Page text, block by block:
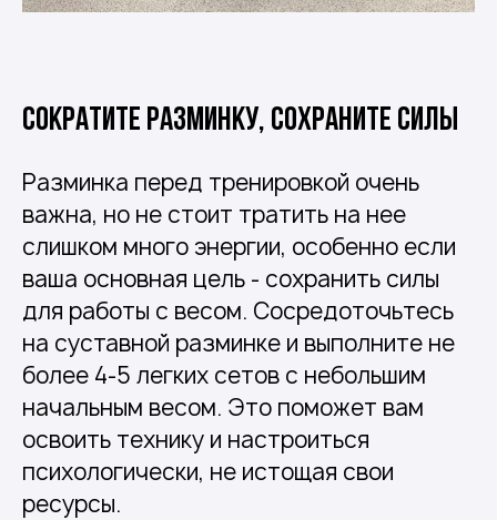
Сократите разминку, сохраните силы
Разминка перед тренировкой очень
важна, но не стоит тратить на нее
слишком много энергии, особенно если
ваша основная цель - сохранить силы
для работы с весом. Сосредоточьтесь
на суставной разминке и выполните не
более 4-5 легких сетов с небольшим
начальным весом. Это поможет вам
освоить технику и настроиться
психологически, не истощая свои
ресурсы.